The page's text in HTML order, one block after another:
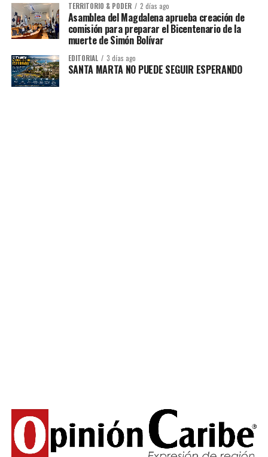
TERRITORIO & PODER 2 días ago
Asamblea del Magdalena aprueba creación de
comisión para preparar el Bicentenario de la
muerte de Simón Bolívar
EDITORIAL 3 días ago
SANTA MARTA NO PUEDE SEGUIR ESPERANDO